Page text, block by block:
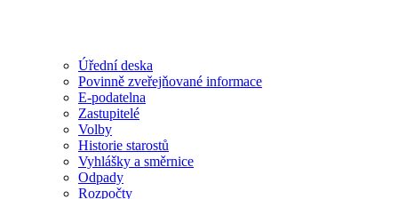
Úřední deska
Povinně zveřejňované informace
E-podatelna
Zastupitelé
Volby
Historie starostů
Vyhlášky a směrnice
Odpady
Rozpočty